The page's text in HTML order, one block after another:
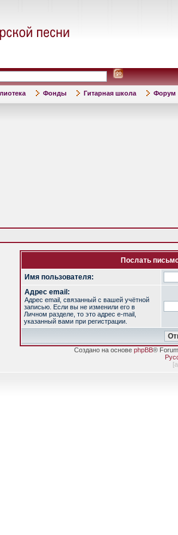
Фонды Гитарная школа Форум
Послать
Имя пользователя:
Адрес email:
Адрес email, связанный с вашей учётной
записью. Если вы не изменили его в
Личном разделе, то это адрес e-mail,
указанный вами при регистрации.
Создано на основе phpBB®
[